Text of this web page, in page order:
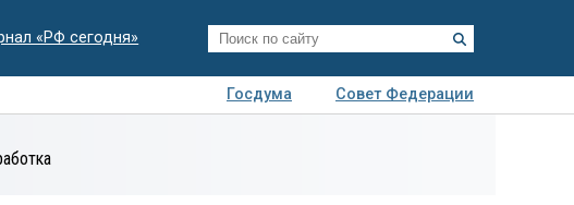
«РФ сегодня»
Госдума
Совет Федерации